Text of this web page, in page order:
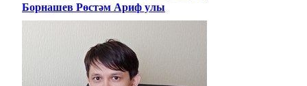
Борнашев Рөстәм Ариф улы